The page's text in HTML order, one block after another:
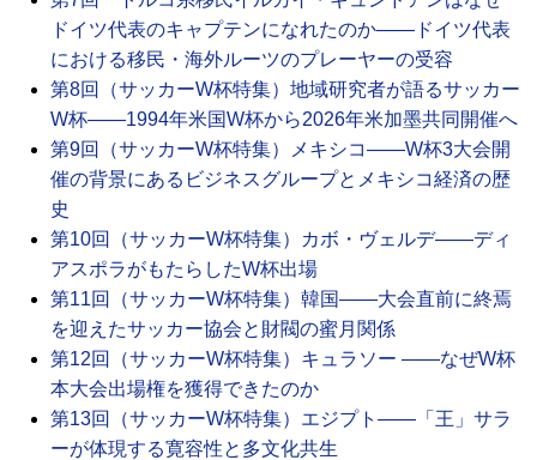
ドイツ代表のキャプテンになれたのか――ドイツ代表
における移民・海外ルーツのプレーヤーの受容
第8回（サッカーW杯特集）地域研究者が語るサッカー
W杯――1994年米国W杯から2026年米加墨共同開催へ
第9回（サッカーW杯特集）メキシコ――W杯3大会開
催の背景にあるビジネスグループとメキシコ経済の歴
史
第10回（サッカーW杯特集）カボ・ヴェルデ――ディ
アスポラがもたらしたW杯出場
第11回（サッカーW杯特集）韓国――大会直前に終焉
を迎えたサッカー協会と財閥の蜜月関係
第12回（サッカーW杯特集）キュラソー ――なぜW杯
本大会出場権を獲得できたのか
第13回（サッカーW杯特集）エジプト――「王」サラ
ーが体現する寛容性と多文化共生